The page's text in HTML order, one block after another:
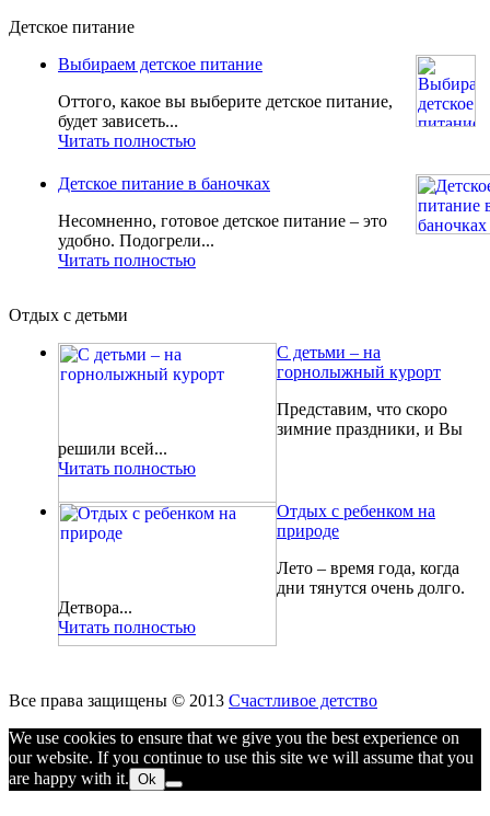
Детское питание
Выбираем детское питание
Оттого, какое вы выберите детское питание,
будет зависеть...
Читать полностью
Детское питание в баночках
Несомненно, готовое детское питание – это
удобно. Подогрели...
Читать полностью
Отдых с детьми
С детьми – на
горнолыжный курорт
Представим, что скоро
зимние праздники, и Вы
решили всей...
Читать полностью
Отдых с ребенком на
природе
Лето – время года, когда
дни тянутся очень долго.
Детвора...
Читать полностью
Все права защищены © 2013 Счастливое детство
We use cookies to ensure that we give you the best experience on
our website. If you continue to use this site we will assume that you
are happy with it. Ok